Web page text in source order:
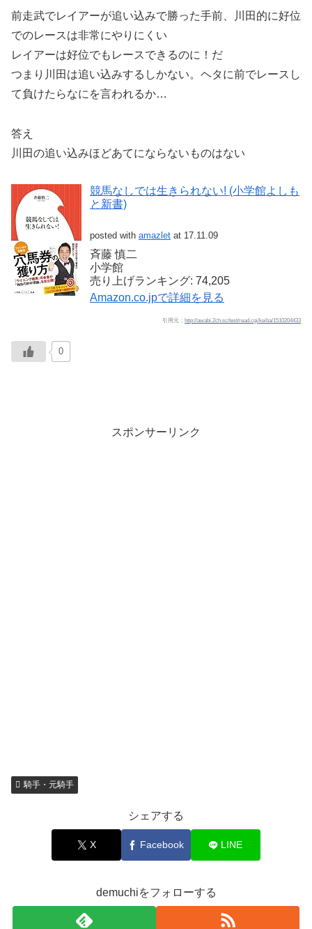
前走武でレイアーが追い込みで勝った手前、川田的に好位
でのレースは非常にやりにくい
レイアーは好位でもレースできるのに！だ
つまり川田は追い込みするしかない。ヘタに前でレースし
て負けたらなにを言われるか…
答え
川田の追い込みほどあてにならないものはない
競馬なしでは生きられない! (小学館よしも
と新書)
posted with amazlet at 17.11.09
斉藤 慎二
小学館
売り上げランキング: 74,205
Amazon.co.jpで詳細を見る
引用元： http://awabi.2ch.sc/test/read.cgi/keiba/1510204433
0
スポンサーリンク
騎手・元騎手
シェアする
X Facebook LINE
demuchiをフォローする